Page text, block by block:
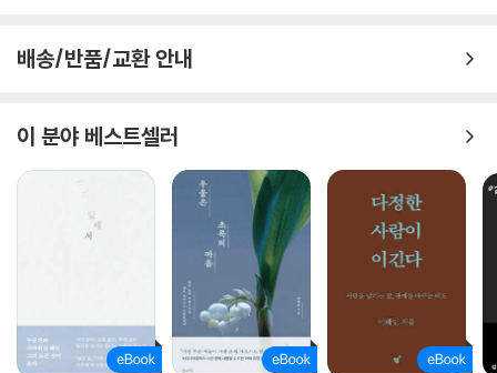
_〈나를 멈추게 하는〉 중에서
찾아오는 고양이를 반복적으로 마주치며 짐승에 대한 두려움을 극복하는
이 소설가의 삶은, ‘멈춤과 반복’을 스스로 실현하려는 평생의 연습이자 작
저자의 발자취가 고스란히 담긴 이 산문은 눈밭처럼 선명한 에피소드와 그
위에 찍힌 발자국처럼 명징한 메시지를 품고 있지만, 일독(一讀)으로 그
뜻을 온전히 이해하고 실천하기란 어려울지도 모른다. 멈춤과 반복이 중요
하다고, 멈춰서 읽고 반복해서 읽는 과정을 통해 비로소 깊은 뜻이 마음 한
구석에 자리 잡을 것이라고, 누가 말했지 않은가.
배송/반품/교환 안내
이 분야 베스트셀러